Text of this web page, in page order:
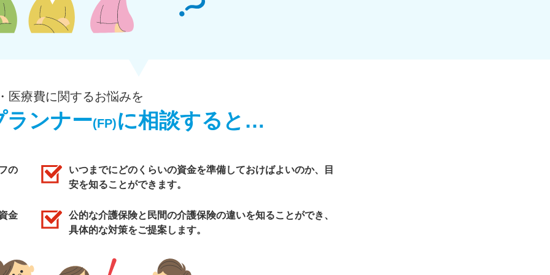
医療費に関するお悩みを
ランナー(FP)に相談すると…
の
いつまでにどのくらいの資金を準備しておけばよいのか、目
安を知ることができます。
金
公的な介護保険と民間の介護保険の違いを知ることができ、
具体的な対策をご提案します。